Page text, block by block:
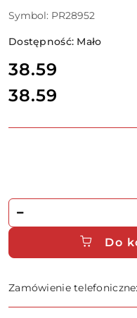
Symbol: PR28952
Dostępność: Mało
cena:
38.59
Cena:
38.59
Ilość
Do
Zamówienie